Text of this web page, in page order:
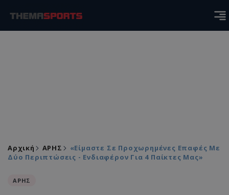
Αρχική ΑΡΗΣ
«Είμαστε Σε Προχωρημένες Επαφές Με
Δύο Περιπτώσεις - Ενδιαφέρον Για 4 Παίκτες Μας»
ΑΡΗΣ